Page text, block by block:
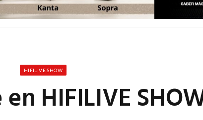
HIFILIVE SHOW
HIFILIVE